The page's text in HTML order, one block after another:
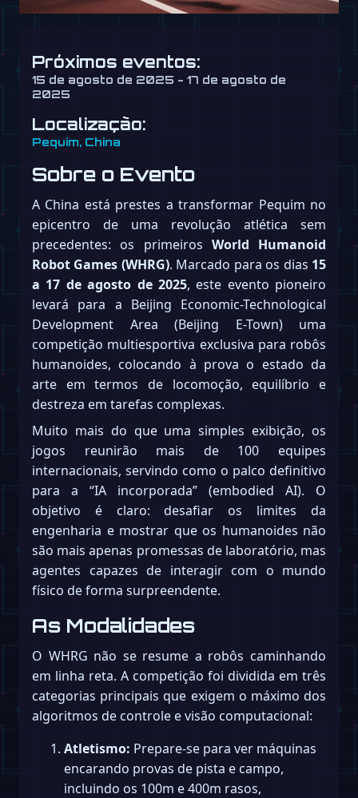
Próximos eventos:
15 de agosto de 2025 - 17 de agosto de
2025
Localização:
Pequim, China
Sobre o Evento
A China está prestes a transformar Pequim no
epicentro de uma revolução atlética sem
precedentes: os primeiros World Humanoid
Robot Games (WHRG). Marcado para os dias 15
a 17 de agosto de 2025, este evento pioneiro
levará para a Beijing Economic-Technological
Development Area (Beijing E-Town) uma
competição multiesportiva exclusiva para robôs
humanoides, colocando à prova o estado da
arte em termos de locomoção, equilíbrio e
destreza em tarefas complexas.
Muito mais do que uma simples exibição, os
jogos reunirão mais de 100 equipes
internacionais, servindo como o palco definitivo
para a “IA incorporada” (embodied AI). O
objetivo é claro: desafiar os limites da
engenharia e mostrar que os humanoides não
são mais apenas promessas de laboratório, mas
agentes capazes de interagir com o mundo
físico de forma surpreendente.
As Modalidades
O WHRG não se resume a robôs caminhando
em linha reta. A competição foi dividida em três
categorias principais que exigem o máximo dos
algoritmos de controle e visão computacional:
Atletismo: Prepare-se para ver máquinas
encarando provas de pista e campo,
incluindo os 100m e 400m rasos,